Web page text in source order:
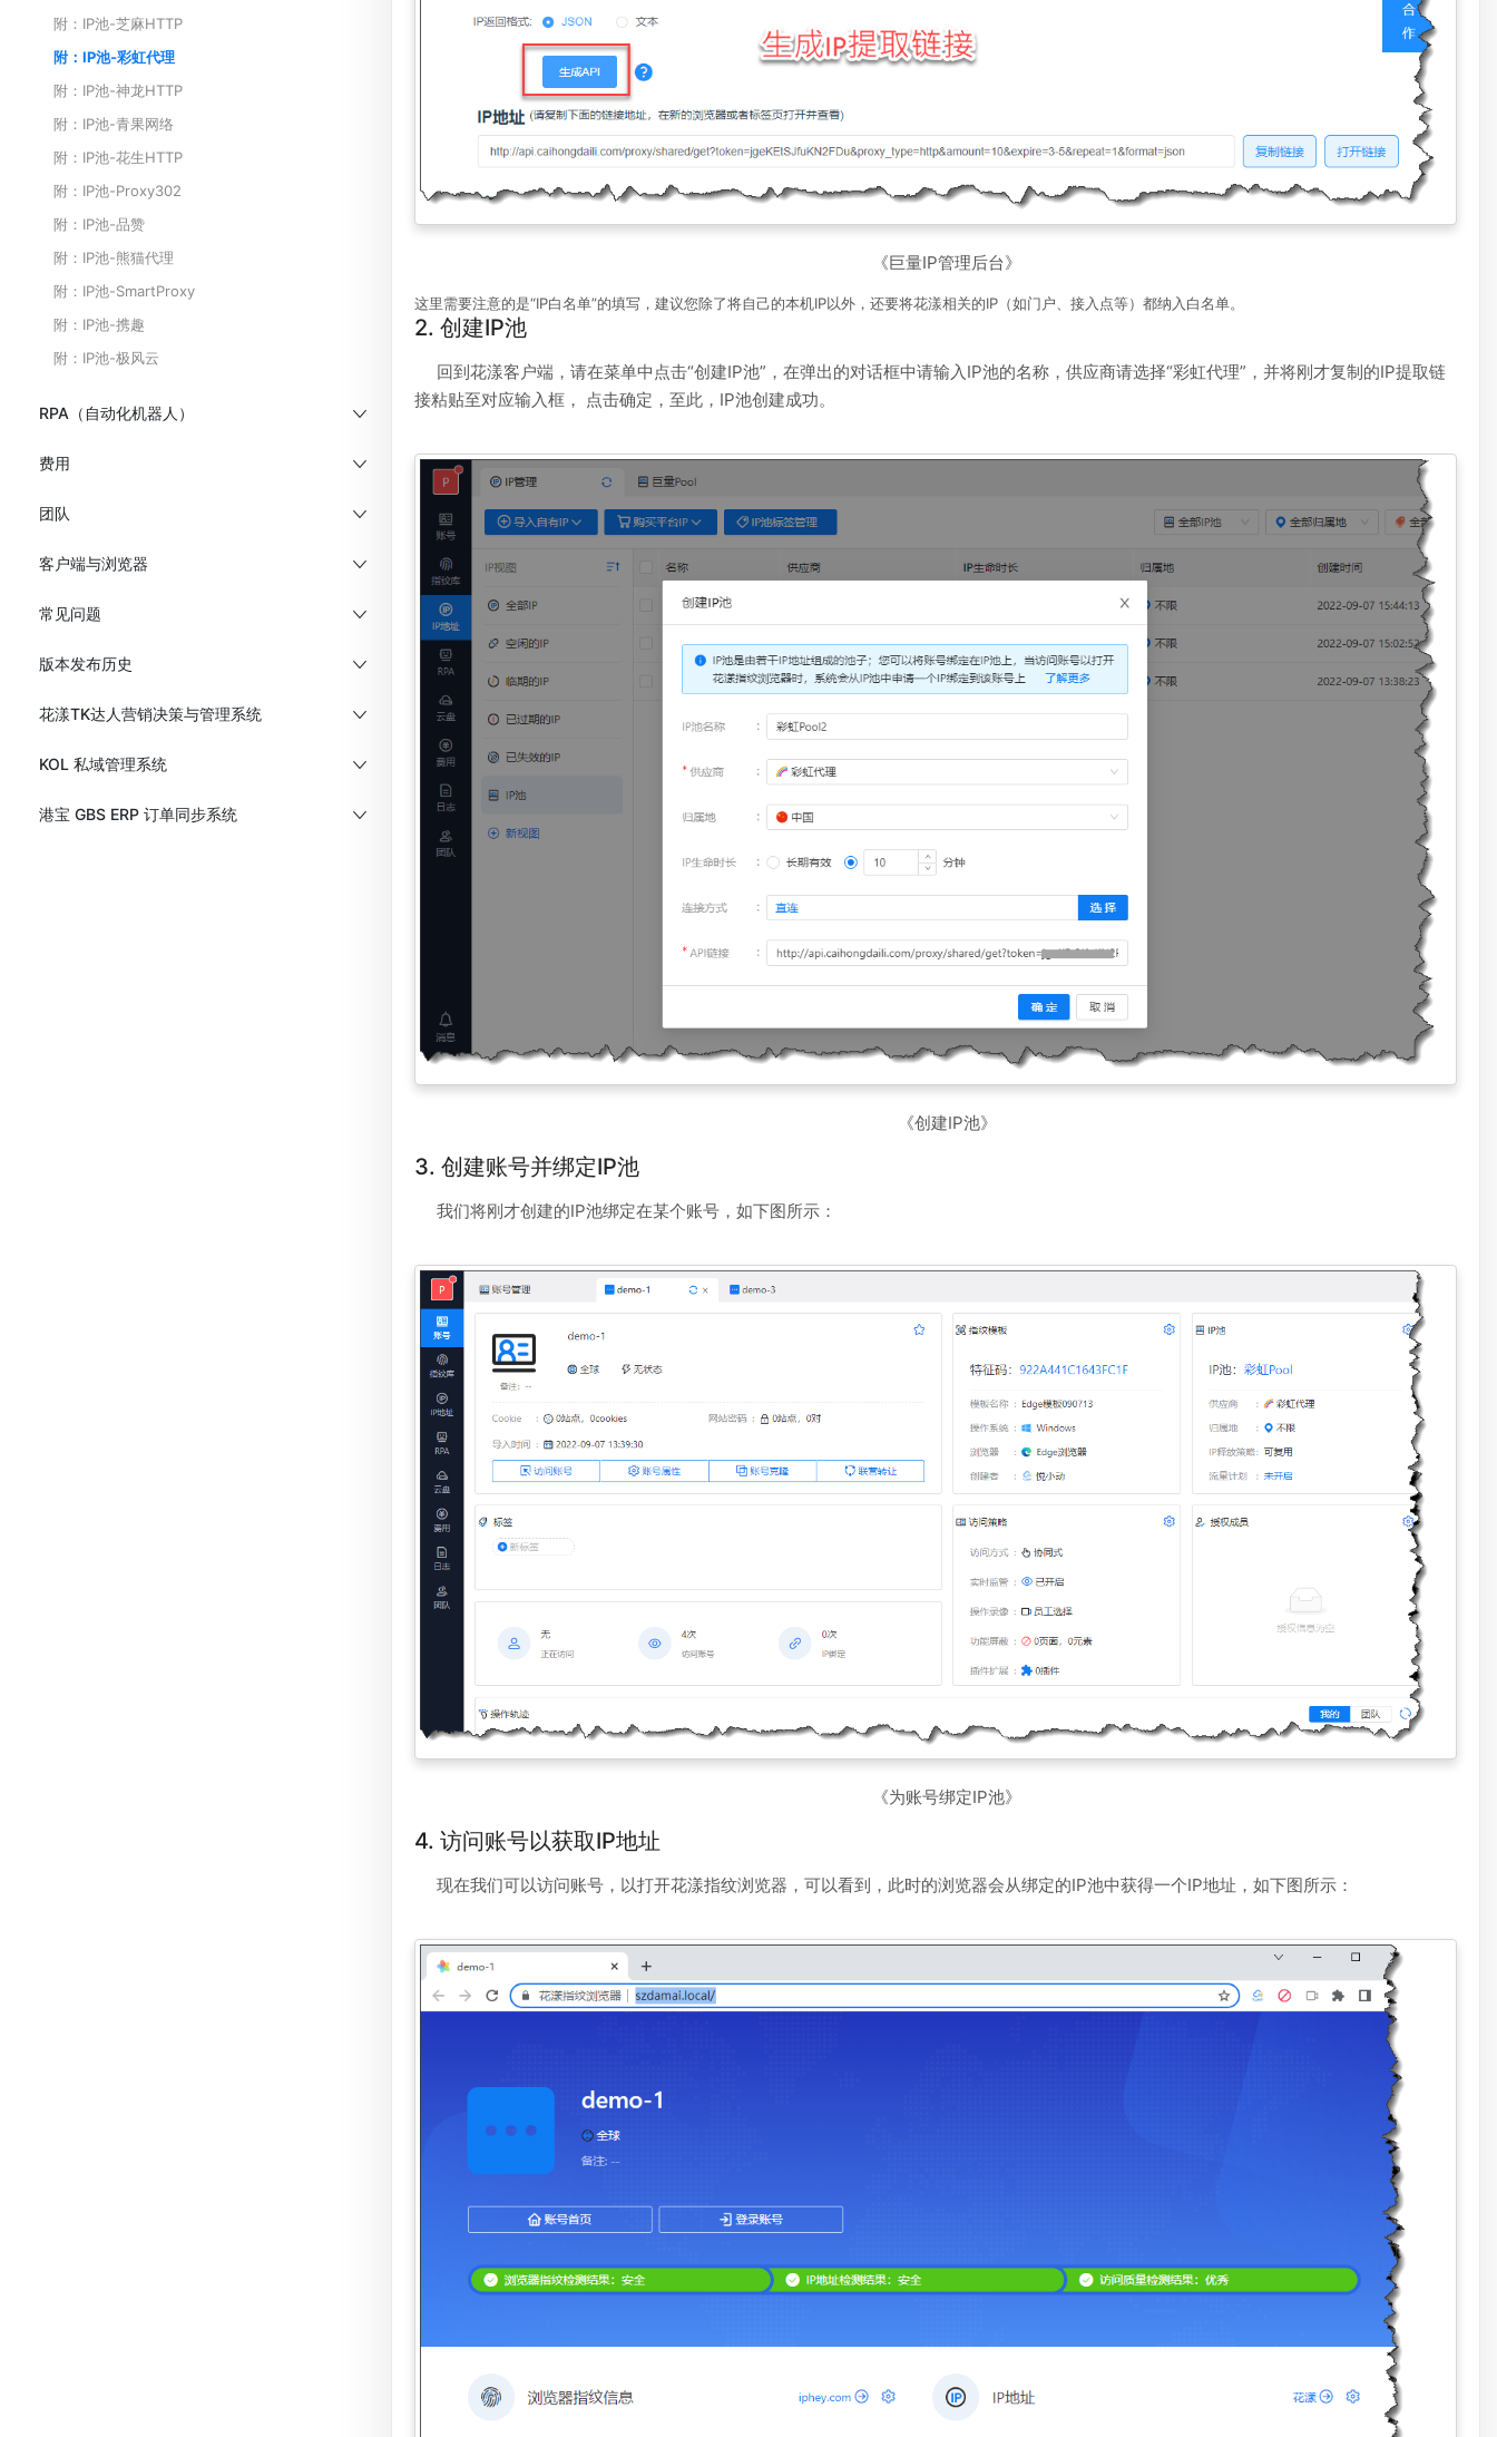
附：IP池-芝麻HTTP
附：IP池-彩虹代理
附：IP池-神龙HTTP
附：IP池-青果网络
附：IP池-花生HTTP
附：IP池-Proxy302
附：IP池-品赞
附：IP池-熊猫代理
附：IP池-SmartProxy
附：IP池-携趣
附：IP池-极风云
RPA（自动化机器人）
费用
团队
客户端与浏览器
常见问题
版本发布历史
花漾TK达人营销决策与管理系统
KOL 私域管理系统
港宝 GBS ERP 订单同步系统
《巨量IP管理后台》
这里需要注意的是“IP白名单”的填写，建议您除了将自己的本机IP以外，还要将花漾相关的IP（如门户、接入点等）都纳入白名单。
2. 创建IP池
回到花漾客户端，请在菜单中点击“创建IP池”，在弹出的对话框中请输入IP池的名称，供应商请选择“彩虹代理”，并将刚才复制的IP提取链
接粘贴至对应输入框， 点击确定，至此，IP池创建成功。
《创建IP池》
3. 创建账号并绑定IP池
我们将刚才创建的IP池绑定在某个账号，如下图所示：
《为账号绑定IP池》
4. 访问账号以获取IP地址
现在我们可以访问账号，以打开花漾指纹浏览器，可以看到，此时的浏览器会从绑定的IP池中获得一个IP地址，如下图所示：